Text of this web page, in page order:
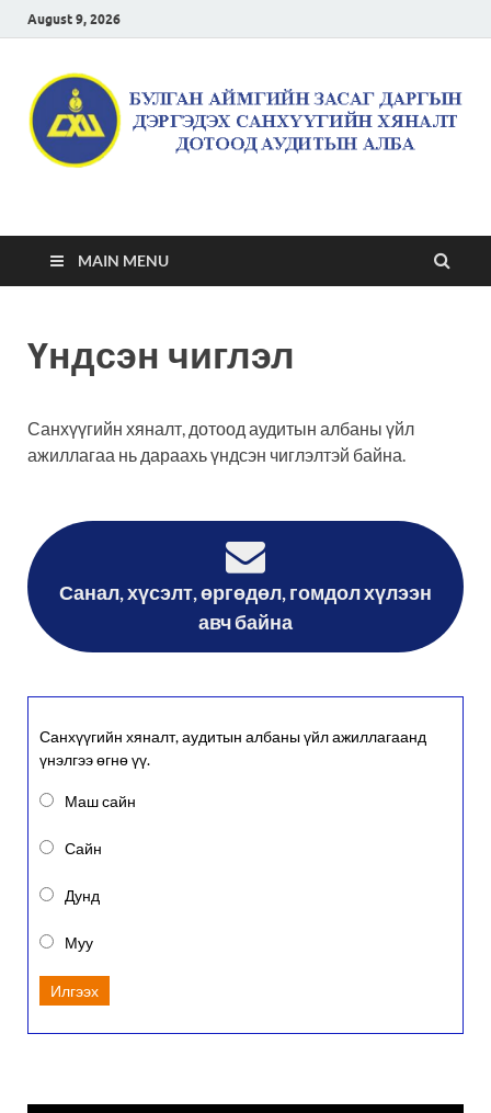
August 9, 2026
Булган аймгийн засаг
даргын дэргэдэх
дотоод аудитын алба
MAIN MENU
Үндсэн чиглэл
Санхүүгийн хяналт, дотоод аудитын албаны үйл
ажиллагаа нь дараахь үндсэн чиглэлтэй байна.
Санал, хүсэлт, өргөдөл, гомдол хүлээн
авч байна
Санхүүгийн хяналт, аудитын албаны үйл ажиллагаанд
үнэлгээ өгнө үү.
Маш сайн
Сайн
Дунд
Муу
Илгээх